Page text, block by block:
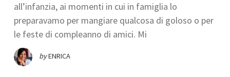
all’infanzia, ai momenti in cui in famiglia lo
preparavamo per mangiare qualcosa di goloso o per
le feste di compleanno di amici. Mi
byENRICA